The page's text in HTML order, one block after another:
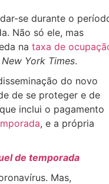
se durante o
Não só ele, mas
na taxa de
New York Times.
do novo
de se proteger e de
inclui o pagamento
, e a própria
de temporada
Mas,